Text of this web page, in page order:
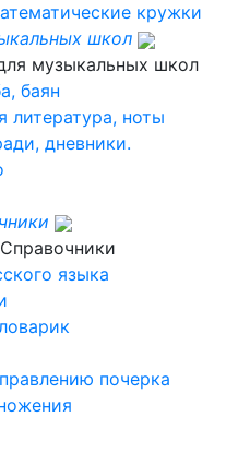
кружки
школ
музыкальных школ
баян
литература, ноты
дневники.
языка
почерка